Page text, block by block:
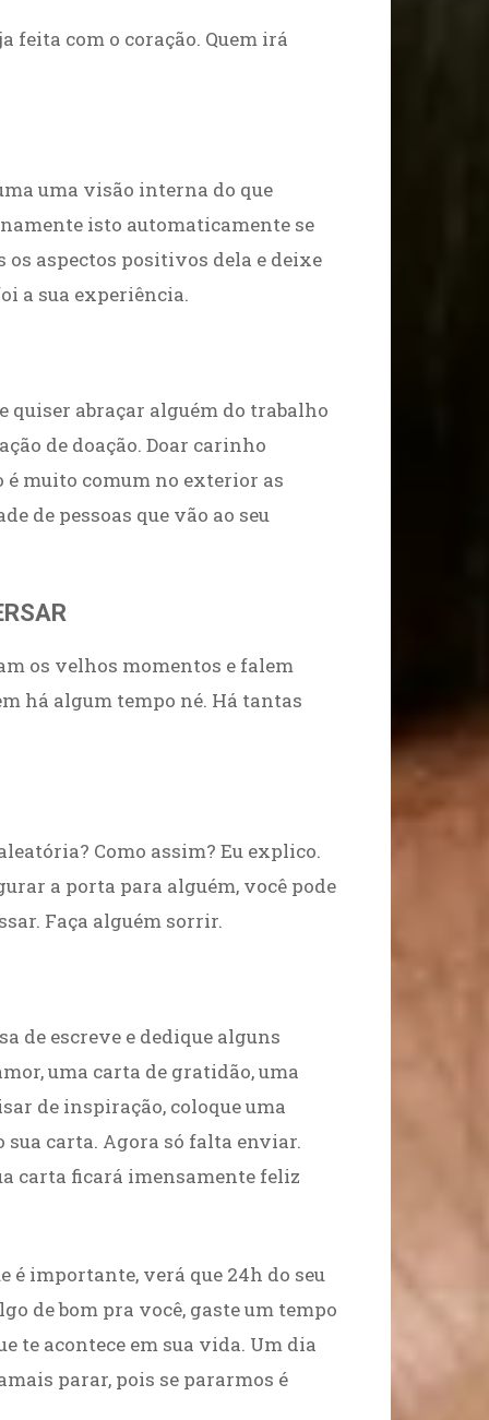
feita com o coração. Quem irá
uma visão interna do que
isto automaticamente se
os aspectos positivos dela e deixe
a sua experiência.
quiser abraçar alguém do trabalho
de doação. Doar carinho
é muito comum no exterior as
de pessoas que vão ao seu
os velhos momentos e falem
há algum tempo né. Há tantas
Como assim? Eu explico.
a porta para alguém, você pode
Faça alguém sorrir.
de escreve e dedique alguns
uma carta de gratidão, uma
de inspiração, coloque uma
sua carta. Agora só falta enviar.
carta ficará imensamente feliz
é importante, verá que 24h do seu
de bom pra você, gaste um tempo
te acontece em sua vida. Um dia
parar, pois se pararmos é